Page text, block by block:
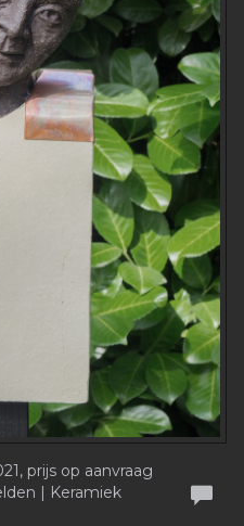
prijs op aanvraag
| Keramiek